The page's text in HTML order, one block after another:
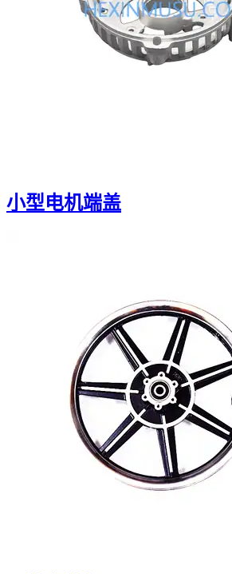
小型电机端盖